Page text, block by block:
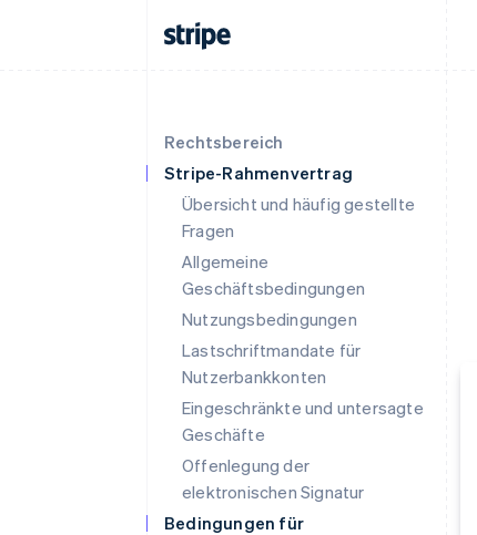
Rechtsbereich
Stripe-Rahmenvertrag
Übersicht und häufig gestellte
Fragen
Allgemeine
Geschäftsbedingungen
Nutzungsbedingungen
Lastschriftmandate für
Nutzerbankkonten
Eingeschränkte und untersagte
Geschäfte
Offenlegung der
elektronischen Signatur
Bedingungen für